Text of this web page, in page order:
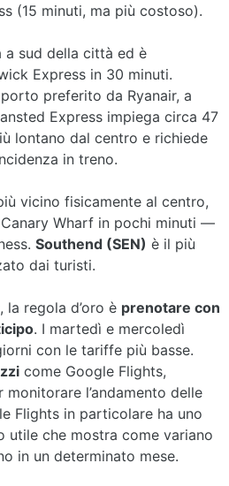
(15 minuti, ma più costoso).
a sud della città ed è
Express in 30 minuti.
preferito da Ryanair, a
Express impiega circa 47
lontano dal centro e richiede
in treno.
vicino fisicamente al centro,
Wharf in pochi minuti —
Southend (SEN) è il più
dai turisti.
la regola d’oro è prenotare con
. I martedì e mercoledì
con le tariffe più basse.
come Google Flights,
monitorare l’andamento delle
Flights in particolare ha uno
utile che mostra come variano
in un determinato mese.